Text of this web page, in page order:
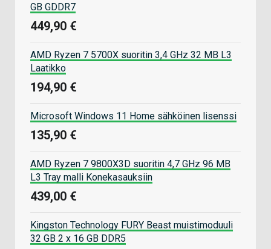
GB GDDR7
449,90 €
AMD Ryzen 7 5700X suoritin 3,4 GHz 32 MB L3
Laatikko
194,90 €
Microsoft Windows 11 Home sähköinen lisenssi
135,90 €
AMD Ryzen 7 9800X3D suoritin 4,7 GHz 96 MB
L3 Tray malli Konekasauksiin
439,00 €
Kingston Technology FURY Beast muistimoduuli
32 GB 2 x 16 GB DDR5